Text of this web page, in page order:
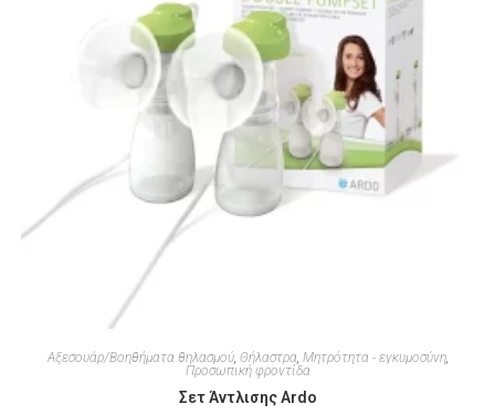
Αξεσουάρ/Βοηθήματα θηλασμού, Θήλαστρα, Μητρότητα - εγκυμοσύνη,
Προσωπική φροντίδα
Σετ Άντλισης Ardo